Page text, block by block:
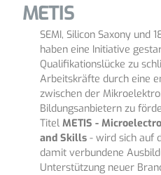
METIS
SEMI, Silicon Saxony und
haben eine Initiative
Qualifikationslücke zu
Arbeitskräfte durch eine
zwischen der
Bildungsanbietern zu
TitelMETIS -
and Skills - wird sich auf
damit verbundene
Unterstützung neuer